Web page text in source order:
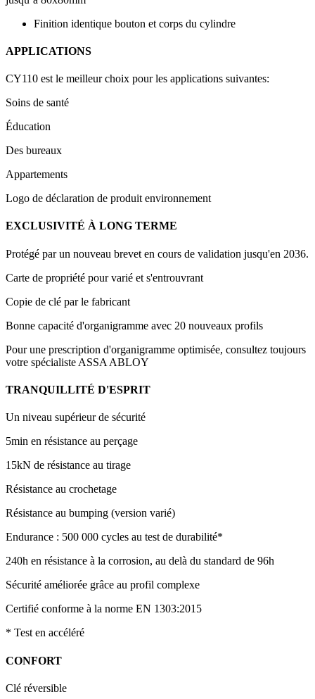
Finition identique bouton et corps du cylindre
APPLICATIONS
CY110 est le meilleur choix pour les applications suivantes:
Soins de santé
Éducation
Des bureaux
Appartements
Logo de déclaration de produit environnement
EXCLUSIVITÉ À LONG TERME
Protégé par un nouveau brevet en cours de validation jusqu'en 2036.
Carte de propriété pour varié et s'entrouvrant
Copie de clé par le fabricant
Bonne capacité d'organigramme avec 20 nouveaux profils
Pour une prescription d'organigramme optimisée, consultez toujours
votre spécialiste ASSA ABLOY
TRANQUILLITÉ D'ESPRIT
Un niveau supérieur de sécurité
5min en résistance au perçage
15kN de résistance au tirage
Résistance au crochetage
Résistance au bumping (version varié)
Endurance : 500 000 cycles au test de durabilité*
240h en résistance à la corrosion, au delà du standard de 96h
Sécurité améliorée grâce au profil complexe
Certifié conforme à la norme EN 1303:2015
* Test en accéléré
CONFORT
Clé réversible